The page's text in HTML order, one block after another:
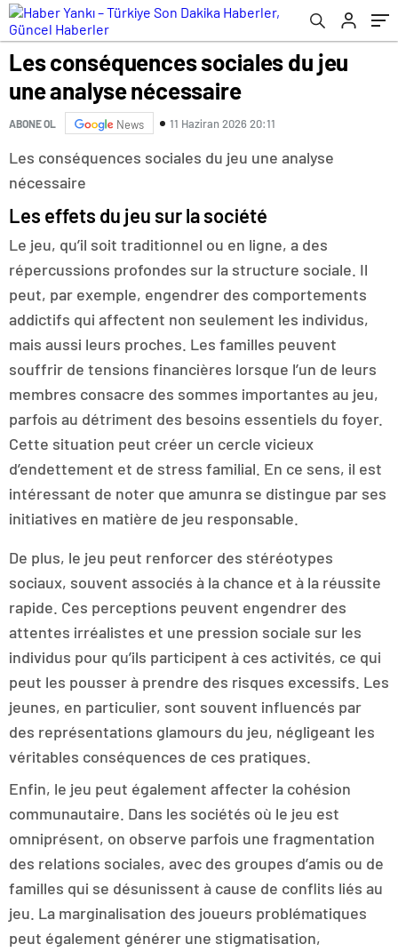
Les conséquences sociales du jeu
une analyse nécessaire
ABONE OL News 11 Haziran 2026 20:11
Les conséquences sociales du jeu une analyse
nécessaire
Les effets du jeu sur la société
Le jeu, qu’il soit traditionnel ou en ligne, a des
répercussions profondes sur la structure sociale. Il
peut, par exemple, engendrer des comportements
addictifs qui affectent non seulement les individus,
mais aussi leurs proches. Les familles peuvent
souffrir de tensions financières lorsque l’un de leurs
membres consacre des sommes importantes au jeu,
parfois au détriment des besoins essentiels du foyer.
Cette situation peut créer un cercle vicieux
d’endettement et de stress familial. En ce sens, il est
intéressant de noter que amunra se distingue par ses
initiatives en matière de jeu responsable.
De plus, le jeu peut renforcer des stéréotypes
sociaux, souvent associés à la chance et à la réussite
rapide. Ces perceptions peuvent engendrer des
attentes irréalistes et une pression sociale sur les
individus pour qu’ils participent à ces activités, ce qui
peut les pousser à prendre des risques excessifs. Les
jeunes, en particulier, sont souvent influencés par
des représentations glamours du jeu, négligeant les
véritables conséquences de ces pratiques.
Enfin, le jeu peut également affecter la cohésion
communautaire. Dans les sociétés où le jeu est
omniprésent, on observe parfois une fragmentation
des relations sociales, avec des groupes d’amis ou de
familles qui se désunissent à cause de conflits liés au
jeu. La marginalisation des joueurs problématiques
peut également générer une stigmatisation,